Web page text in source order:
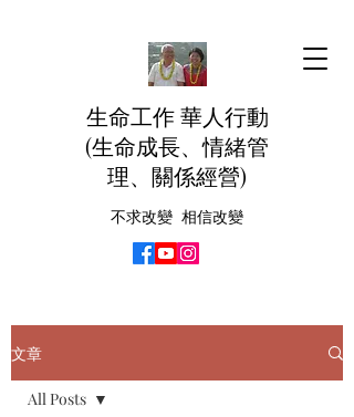
生命工作 華人行動
(生命成長、情緒管
理、關係經營)
不求改變 相信改變
文章
All Posts